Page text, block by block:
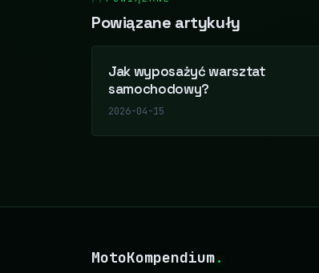
Powiązane artykuły
Jak wyposażyć warsztat
samochodowy?
2026-04-15
MotoKompendium.